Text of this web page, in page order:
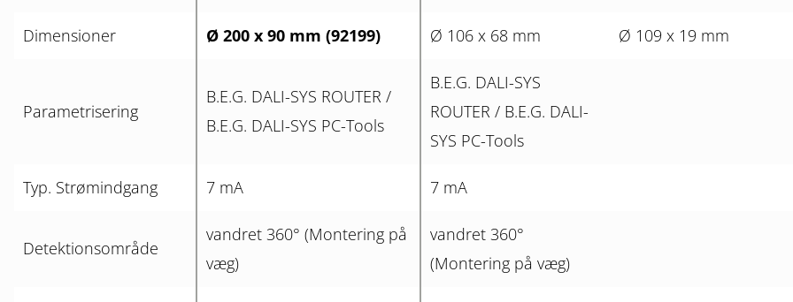
Dimensioner Ø 200 x 90 mm (92199) Ø 106 x 68 mm Ø 109 x 19 mm
Parametrisering
B.E.G. DALI-SYS ROUTER /
B.E.G. DALI-SYS PC-Tools
B.E.G. DALI-SYS
ROUTER / B.E.G. DALI-
SYS PC-Tools
Typ. Strømindgang 7 mA 7 mA
Detektionsområde
vandret 360° (Montering på
væg)
vandret 360°
(Montering på væg)